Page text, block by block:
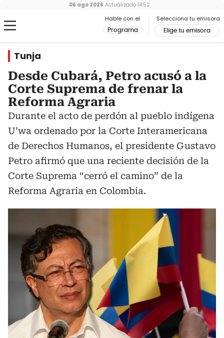
Hable con el
Programa
Selecciona tu emisora
Elige tu emisora
06 ago 2026 Actualizado 14:52
Tunja
Desde Cubará, Petro acusó a la
Corte Suprema de frenar la
Reforma Agraria
Durante el acto de perdón al pueblo indígena
U’wa ordenado por la Corte Interamericana
de Derechos Humanos, el presidente Gustavo
Petro afirmó que una reciente decisión de la
Corte Suprema “cerró el camino” de la
Reforma Agraria en Colombia.